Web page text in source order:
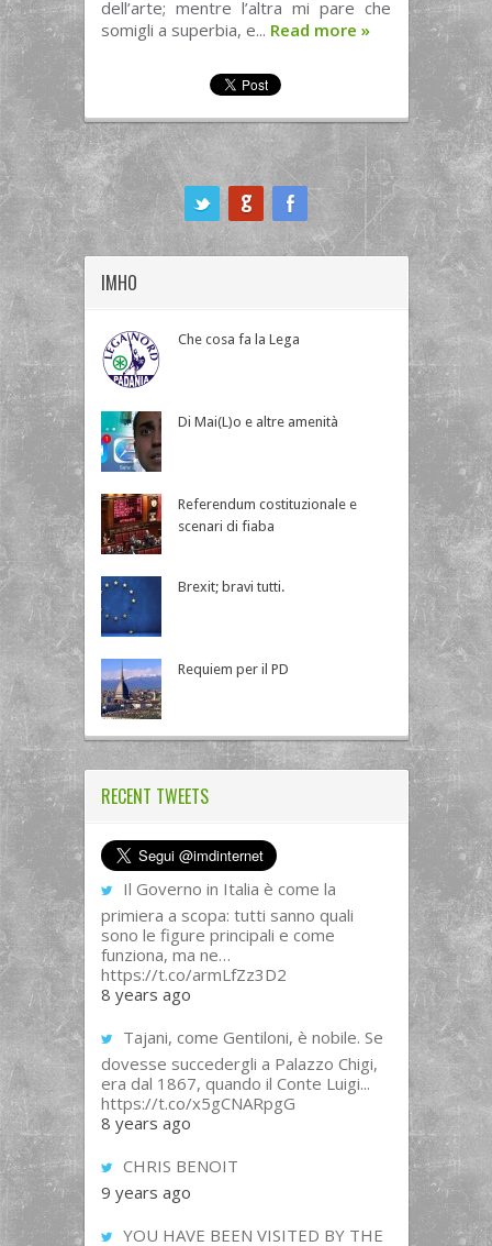
dell’arte; mentre l’altra mi pare che
somigli a superbia, e... Read more »
IMHO
Che cosa fa la Lega
Di Mai(L)o e altre amenità
Referendum costituzionale e
scenari di fiaba
Brexit; bravi tutti.
Requiem per il PD
RECENT TWEETS
Il Governo in Italia è come la
primiera a scopa: tutti sanno quali
sono le figure principali e come
funziona, ma ne…
https://t.co/armLfZz3D2
8 years ago
Tajani, come Gentiloni, è nobile. Se
dovesse succedergli a Palazzo Chigi,
era dal 1867, quando il Conte Luigi...
https://t.co/x5gCNARpgG
8 years ago
CHRIS BENOIT
9 years ago
YOU HAVE BEEN VISITED BY THE